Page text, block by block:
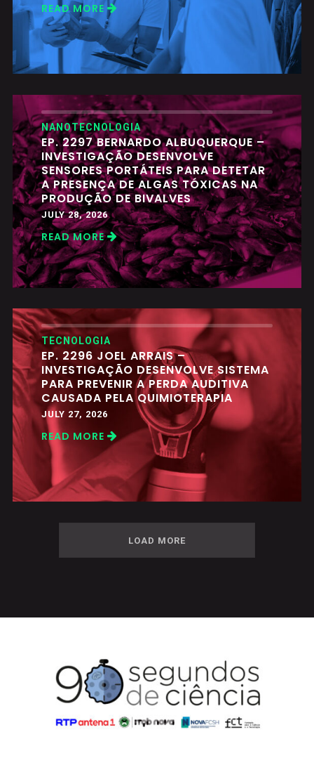
READ MORE
NANOTECNOLOGIA
EP. 2297 BERNARDO ALBUQUERQUE –
INVESTIGAÇÃO DESENVOLVE
SENSORES PORTÁTEIS PARA DETETAR
A PRESENÇA DE ALGAS TÓXICAS NA
PRODUÇÃO DE BIVALVES
JULY 28, 2026
READ MORE
TECNOLOGIA
EP. 2296 JOEL ARRAIS –
INVESTIGAÇÃO DESENVOLVE SISTEMA
PARA PREVENIR A PERDA AUDITIVA
CAUSADA PELA QUIMIOTERAPIA
JULY 27, 2026
READ MORE
LOAD MORE